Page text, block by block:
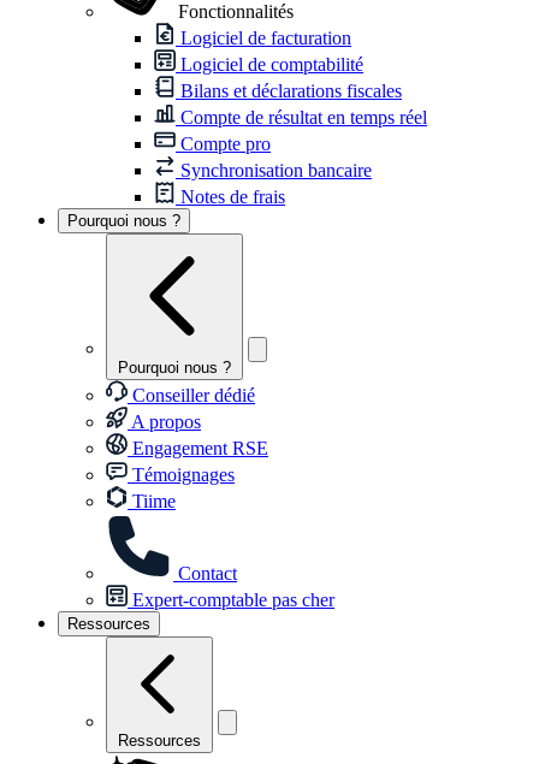
Fonctionnalités
Logiciel de facturation
Logiciel de comptabilité
Bilans et déclarations fiscales
Compte de résultat en temps réel
Compte pro
Synchronisation bancaire
Notes de frais
Pourquoi nous ?
Pourquoi nous ?
Conseiller dédié
A propos
Engagement RSE
Témoignages
Tiime
Contact
Expert-comptable pas cher
Ressources
Ressources